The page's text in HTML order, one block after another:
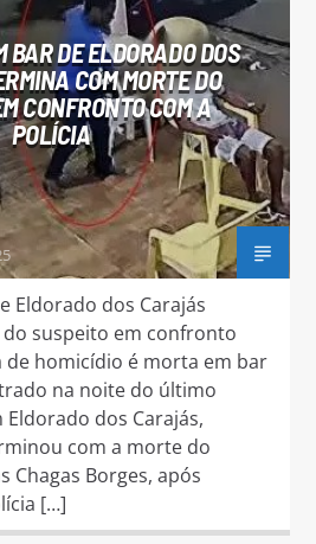
FM
BAR DE ELDORADO DOS
COM MORTE DO
CONFRONTO COM A
POLÍCIA
Eldorado dos Carajás
suspeito em confronto
de homicídio é morta em bar
na noite do último
dos Carajás,
com a morte do
Chagas Borges, após
[…]